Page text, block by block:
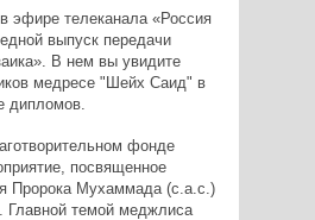
эфире телеканала «Россия
выпуск передачи
В нем вы увидите
медресе "Шейх Саид" в
дипломов.
фонде
посвященное
Пророка Мухаммада (с.а.с.)
Главной темой меджлиса